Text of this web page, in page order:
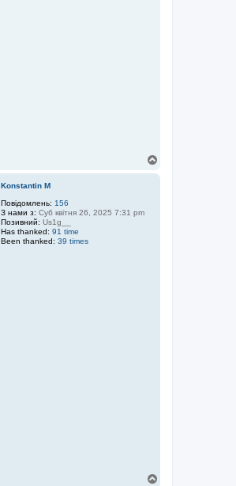
Konstantin M
Повідомлень: 156
З нами з: Суб квітня 26, 2025 7:31 pm
Позивний: Us1g__
Has thanked: 91 time
Been thanked: 39 times